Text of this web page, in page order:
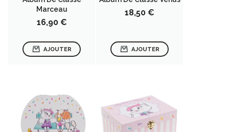
Marceau
Prix
16,90 €
AJOUTER
Prix
18,50 €
AJOUTER